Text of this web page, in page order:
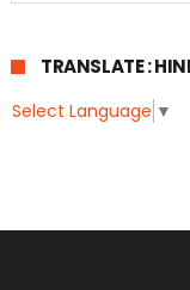
TRANSLATE :
Select Language ▼